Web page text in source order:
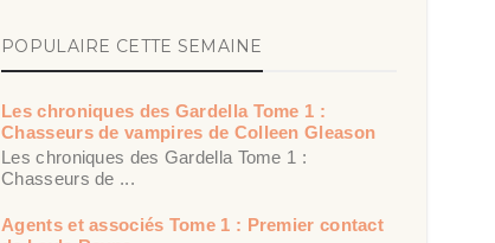
POPULAIRE CETTE SEMAINE
Les chroniques des Gardella Tome 1 :
Chasseurs de vampires de Colleen Gleason
Les chroniques des Gardella Tome 1 :
Chasseurs de ...
Agents et associés Tome 1 : Premier contact